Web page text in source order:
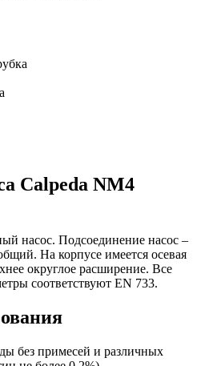
Calpeda NM4
насос. Подсоединение насос –
На корпусе имеется осевая
округлое расширение. Все
соответствуют EN 733.
без примесей и различных